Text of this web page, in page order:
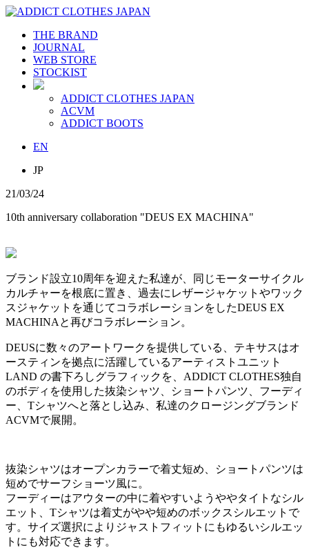
THE BRAND
JOURNAL
WEB STORE
STOCKIST
ADDICT CLOTHES JAPAN
ACVM
ADDICT BOOTS
EN
JP
21/03/24
10th anniversary collaboration "DEUS EX MACHINA"
ブランド設立10周年を迎えた私達が、同じモーターサイクル
カルチャーを根底に置き、過去にレザージャケットやワック
スジャケットを通じてコラボレーションをしたDEUS EX
MACHINAと再びコラボレーション。
DEUSに数々のアートワークを提供している、テキサスはオ
ースティンを拠点に活躍しているアーティストユニット
LAND の書下ろしグラフィックを、ADDICT CLOTHES独自
のボディを使用した抜染シャツ、ショートパンツ、フーディ
ー、Tシャツへと落とし込み、私達のクロージングブランド
ACVMで展開。
抜染シャツはオープンカラーで着丈短め、ショートパンツは
短めでサーフショーツ風に。
フーディーはアウターの中に着やすいようややタイトなシル
エット、Tシャツは着丈がやや短めのボックスシルエットで
す。サイズ選択によりジャストフィットにもゆるいシルエッ
トにも対応できます。